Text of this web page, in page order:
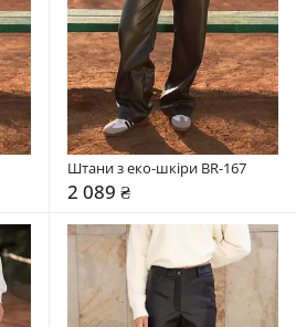
Штани з еко-шкіри BR-167
2 089 ₴